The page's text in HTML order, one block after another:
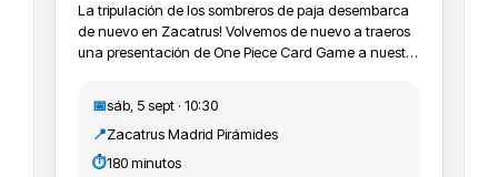
La tripulación de los sombreros de paja desembarca
de nuevo en Zacatrus! Volvemos de nuevo a traeros
una presentación de One Piece Card Game a nuestra
nosotros. ¡Te esperamos Nakama!
IMPORTANTE:Recordamos que todos los eventos de
One Piece Card Game deben estar registrados en
📅sáb, 5 sept · 10:30
📍Zacatrus Madrid Pirámides
⏱️180 minutos